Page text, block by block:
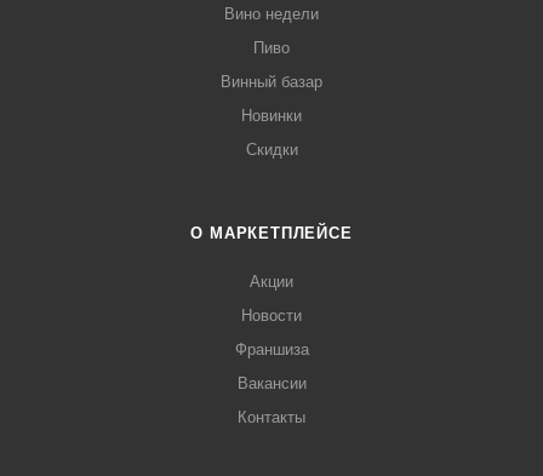
Вино недели
Пиво
Винный базар
Новинки
Скидки
О МАРКЕТПЛЕЙСЕ
Акции
Новости
Франшиза
Вакансии
Контакты